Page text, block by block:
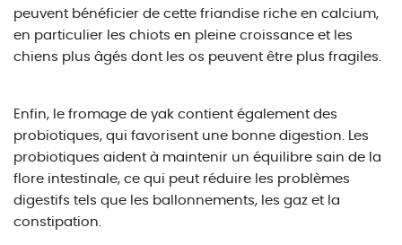
peuvent bénéficier de cette friandise riche en calcium,
en particulier les chiots en pleine croissance et les
chiens plus âgés dont les os peuvent être plus fragiles.
Enfin, le fromage de yak contient également des
probiotiques, qui favorisent une bonne digestion. Les
probiotiques aident à maintenir un équilibre sain de la
flore intestinale, ce qui peut réduire les problèmes
digestifs tels que les ballonnements, les gaz et la
constipation.